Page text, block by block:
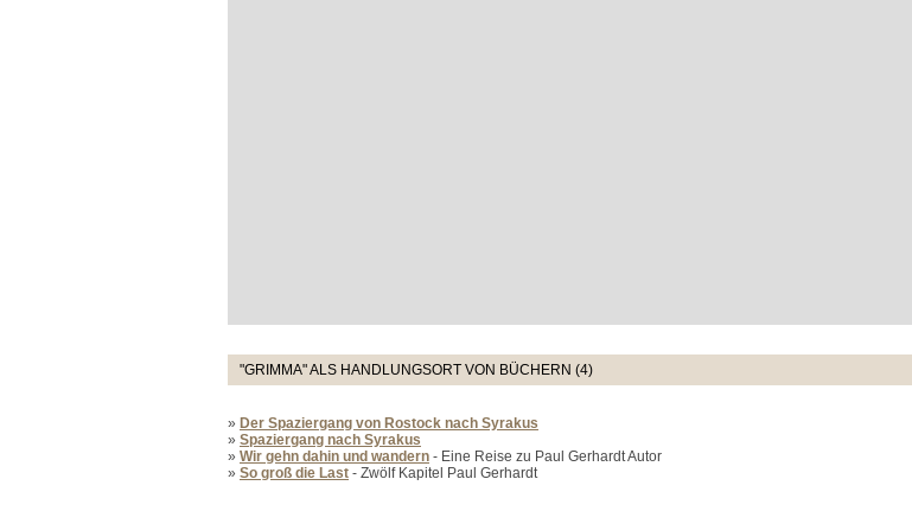
"GRIMMA" ALS HANDLUNGSORT VON BÜCHERN (4)
» Der Spaziergang von Rostock nach Syrakus
» Spaziergang nach Syrakus
» Wir gehn dahin und wandern - Eine Reise zu Paul Gerhardt Autor
» So groß die Last - Zwölf Kapitel Paul Gerhardt